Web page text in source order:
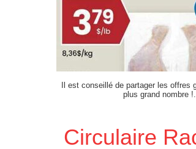
Il est conseillé de partager les
plus grand nombre
Circulaire